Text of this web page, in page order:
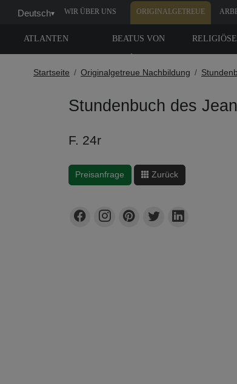
Deutsch▾ WIR ÜBER UNS ORIGINALGETREUE
ATLANTEN BEATUS VON
Startseite Originalgetreue Nachbildung
Stundenbuch des
F. 24r
Preisanfrage Zurück